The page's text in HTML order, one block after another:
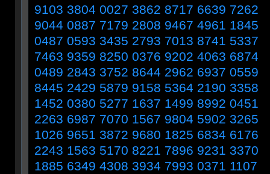
9103 3804 0027 3862 8717 6639 7262
9044 0887 7179 2808 9467 4961 1845
0487 0593 3435 2793 7013 8741 5337
7463 9359 8250 0376 9202 4063 6874
0489 2843 3752 8644 2962 6937 0559
8445 2429 5879 9158 5364 2190 3358
1452 0380 5277 1637 1499 8992 0451
2263 6987 7070 1567 9804 5902 3265
1026 9651 3872 9680 1825 6834 6176
2243 1563 5170 8221 7896 9231 3370
1885 6349 4308 3934 7993 0371 1107